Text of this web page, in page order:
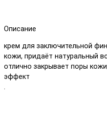
Описание
крем для заключительной
кожи, придаёт натуральный
отлично закрывает поры
эффект
.